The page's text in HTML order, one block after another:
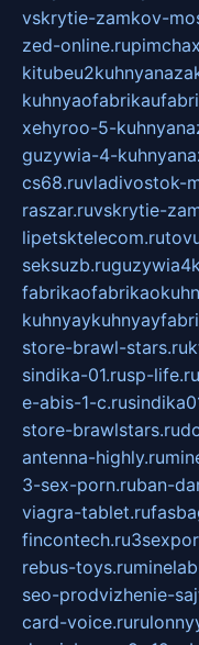
vskrytie-zamkov-
zed-online.ru
xehyroo-5-
guzywia-4-
cs68.ruvladivostok-
raszar.ruvskrytie-
lipetsktelecom.ru
seksuzb.ru
store-brawl-stars.ru
sindika-01.rusp-life.ru
e-abis-1-c.ru
store-brawlstars.ru
antenna-highly.ru
3-sex-porn.ruban-
viagra-tablet.ru
fincontech.ru
rebus-toys.ru
seo-prodvizhenie-
card-voice.ru